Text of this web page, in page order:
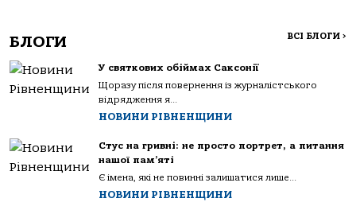
БЛОГИ ВСІ БЛОГИ >
У святкових обіймах Саксонії
Щоразу після повернення із журналістського
відрядження я...
НОВИНИ РІВНЕНЩИНИ
Стус на гривні: не просто портрет, а питання
нашої пам’яті
Є імена, які не повинні залишатися лише...
НОВИНИ РІВНЕНЩИНИ